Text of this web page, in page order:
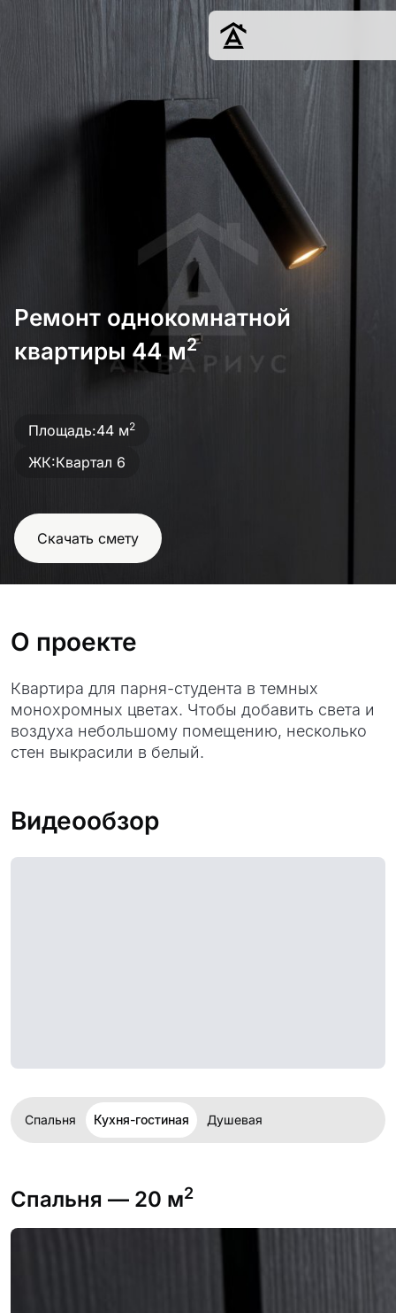
Дизайн
Ремонт
Цены
Наши работы
О нас
Контакты
г. Краснодар
8 (861) 945-12-
34
Ремонт однокомнатной
квартиры 44 м2
Площадь:44 м2
ЖК:Квартал 6
Скачать смету
О проекте
Квартира для парня-студента в темных
монохромных цветах. Чтобы добавить света и
воздуха небольшому помещению, несколько
стен выкрасили в белый.
Видеообзор
Спальня Кухня-гостиная Душевая
Спальня — 20 м2